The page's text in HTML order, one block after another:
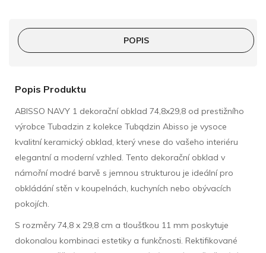
POPIS
Popis Produktu
ABISSO NAVY 1 dekorační obklad 74,8x29,8 od prestižního
výrobce Tubadzin z kolekce Tubądzin Abisso je vysoce
kvalitní keramický obklad, který vnese do vašeho interiéru
elegantní a moderní vzhled. Tento dekorační obklad v
námořní modré barvě s jemnou strukturou je ideální pro
obkládání stěn v koupelnách, kuchyních nebo obývacích
pokojích.
S rozměry 74,8 x 29,8 cm a tloušťkou 11 mm poskytuje
dokonalou kombinaci estetiky a funkčnosti. Rektifikované